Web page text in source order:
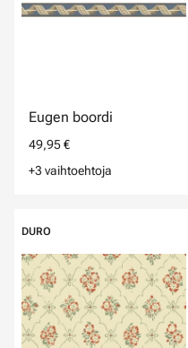
Eugen boordi
49,95 €
+3 vaihtoehtoja
DURO